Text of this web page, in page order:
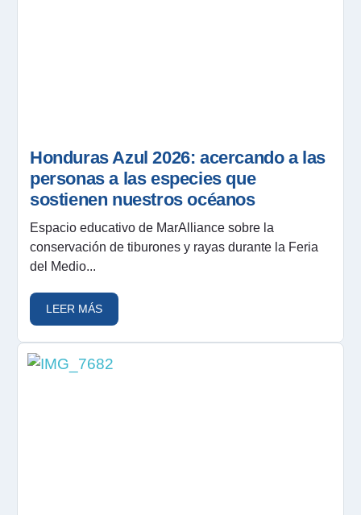
Honduras Azul 2026: acercando a las
personas a las especies que
sostienen nuestros océanos
Espacio educativo de MarAlliance sobre la
conservación de tiburones y rayas durante la Feria
del Medio...
LEER MÁS